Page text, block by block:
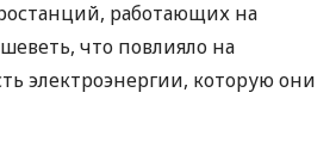
работающих на
что повлияло на
электроэнергии, которую они